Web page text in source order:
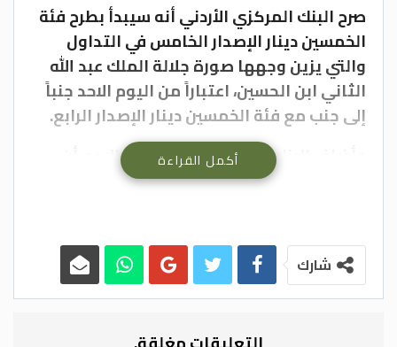
صرح البنك المركزي الأردني أنه سيبدأ بطرح فئة
الخمسين دينار الإصدار الخامس في التداول
والتي يزين وجهها صورة جلالة الملك عبد الله
الثاني ابن الحسين، اعتباراً من اليوم الاحد جنباً
إلى جنب مع فئة الخمسين دينار الإصدار الرابع.
​وأضاف البنك في بيان اصدره اليوم الاحد، أن
طرح الإصدار الخامس للتداول جاء استنادا
تشرين الأول 2022، كما أكد البنك بأنه سيتم
السير بطرح باقي الفئات (عشرون ديناراً وعشرة
دنانير وخمسة دنانير) ضمن مواعيد سيتم الإعلان
أكمل القراءة
شارك